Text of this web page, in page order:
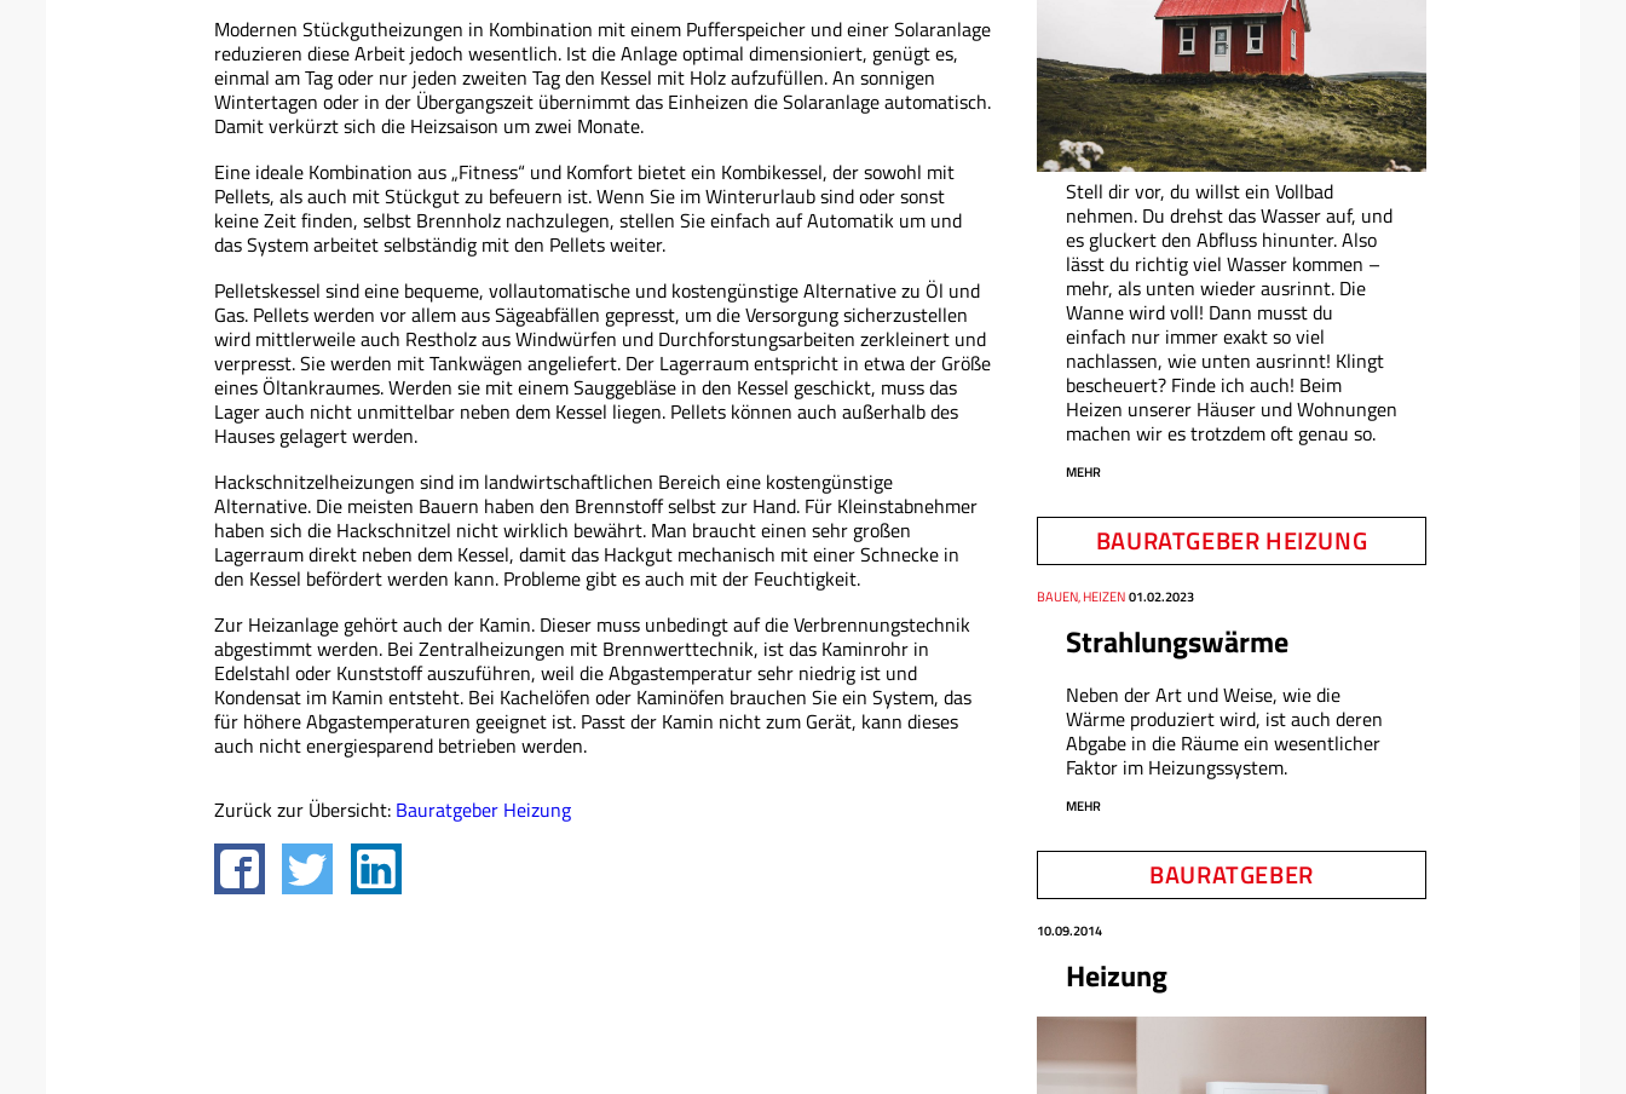
Modernen Stückgutheizungen in Kombination mit einem Pufferspeicher und einer Solaranlage
reduzieren diese Arbeit jedoch wesentlich. Ist die Anlage optimal dimensioniert, genügt es,
einmal am Tag oder nur jeden zweiten Tag den Kessel mit Holz aufzufüllen. An sonnigen
Wintertagen oder in der Übergangszeit übernimmt das Einheizen die Solaranlage automatisch.
Damit verkürzt sich die Heizsaison um zwei Monate.
Eine ideale Kombination aus „Fitness“ und Komfort bietet ein Kombikessel, der sowohl mit
Pellets, als auch mit Stückgut zu befeuern ist. Wenn Sie im Winterurlaub sind oder sonst
keine Zeit finden, selbst Brennholz nachzulegen, stellen Sie einfach auf Automatik um und
das System arbeitet selbständig mit den Pellets weiter.
Pelletskessel sind eine bequeme, vollautomatische und kostengünstige Alternative zu Öl und
Gas. Pellets werden vor allem aus Sägeabfällen gepresst, um die Versorgung sicherzustellen
wird mittlerweile auch Restholz aus Windwürfen und Durchforstungsarbeiten zerkleinert und
verpresst. Sie werden mit Tankwägen angeliefert. Der Lagerraum entspricht in etwa der Größe
eines Öltankraumes. Werden sie mit einem Sauggebläse in den Kessel geschickt, muss das
Lager auch nicht unmittelbar neben dem Kessel liegen. Pellets können auch außerhalb des
Hauses gelagert werden.
Hackschnitzelheizungen sind im landwirtschaftlichen Bereich eine kostengünstige
Alternative. Die meisten Bauern haben den Brennstoff selbst zur Hand. Für Kleinstabnehmer
haben sich die Hackschnitzel nicht wirklich bewährt. Man braucht einen sehr großen
Lagerraum direkt neben dem Kessel, damit das Hackgut mechanisch mit einer Schnecke in
den Kessel befördert werden kann. Probleme gibt es auch mit der Feuchtigkeit.
Zur Heizanlage gehört auch der Kamin. Dieser muss unbedingt auf die Verbrennungstechnik
abgestimmt werden. Bei Zentralheizungen mit Brennwerttechnik, ist das Kaminrohr in
Edelstahl oder Kunststoff auszuführen, weil die Abgastemperatur sehr niedrig ist und
Kondensat im Kamin entsteht. Bei Kachelöfen oder Kaminöfen brauchen Sie ein System, das
für höhere Abgastemperaturen geeignet ist. Passt der Kamin nicht zum Gerät, kann dieses
auch nicht energiesparend betrieben werden.
Zurück zur Übersicht: Bauratgeber Heizung
Stell dir vor, du willst ein Vollbad
nehmen. Du drehst das Wasser auf, und
es gluckert den Abfluss hinunter. Also
lässt du richtig viel Wasser kommen –
mehr, als unten wieder ausrinnt. Die
Wanne wird voll! Dann musst du
einfach nur immer exakt so viel
nachlassen, wie unten ausrinnt! Klingt
bescheuert? Finde ich auch! Beim
Heizen unserer Häuser und Wohnungen
machen wir es trotzdem oft genau so.
MEHR
BAURATGEBER HEIZUNG
Strahlungswärme
Thema
BAUEN, HEIZEN
Datum 01.02.2023
Neben der Art und Weise, wie die
Wärme produziert wird, ist auch deren
Abgabe in die Räume ein wesentlicher
Faktor im Heizungssystem.
MEHR
BAURATGEBER
Heizung
Datum
10.09.2014